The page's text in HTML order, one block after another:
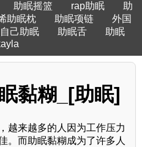
助眠摇篮 rap助眠
助
助眠枕 助眠项链
外国
自己助眠 助眠舌
助眠
黏糊_[助眠]
越来越多的人因为工作压力
。而助眠黏糊成为了许多人